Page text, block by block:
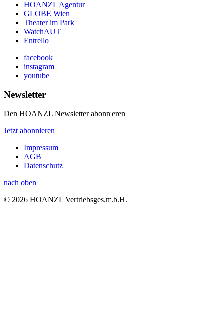
HOANZL Agentur
GLOBE Wien
Theater im Park
WatchAUT
Entrello
facebook
instagram
youtube
Newsletter
Den HOANZL Newsletter abonnieren
Jetzt abonnieren
Impressum
AGB
Datenschutz
nach oben
© 2026 HOANZL Vertriebsges.m.b.H.